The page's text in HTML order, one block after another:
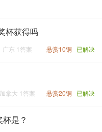
杯获得吗
悬赏10铜 已解决
东 1答案
悬赏20铜 已解决
拿大 1答案
是？